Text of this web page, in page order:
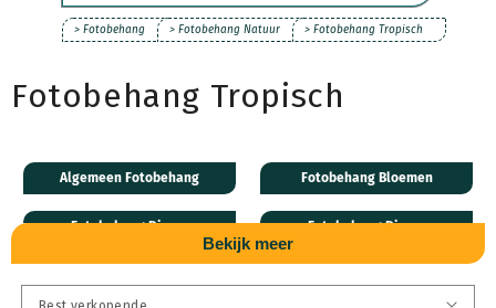
UITSTEKENDE KLANTENSERVICE
> Fotobehang > Fotobehang Natuur > Fotobehang Tropisch
Fotobehang Tropisch
Algemeen Fotobehang Fotobehang Bloemen
Fotobehang Dieren Fotobehang Disney
Bekijk meer